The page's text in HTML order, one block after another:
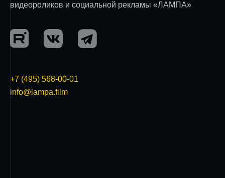
видеороликов и социальной рекламы «ЛАМПА»
+7 (495) 568-00-01
info@lampa.film